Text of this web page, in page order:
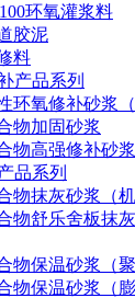
环氧灌浆料
胶泥
料
产品系列
环氧修补砂浆（
物加固砂浆
物高强修补砂浆
品系列
物抹灰砂浆（
物舒乐舍板抹
物保温砂浆（聚
物保温砂浆（膨